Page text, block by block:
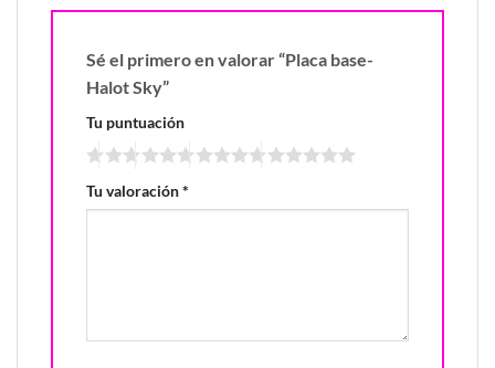
Sé el primero en valorar “Placa base-
Halot Sky”
Tu puntuación
Tu valoración*